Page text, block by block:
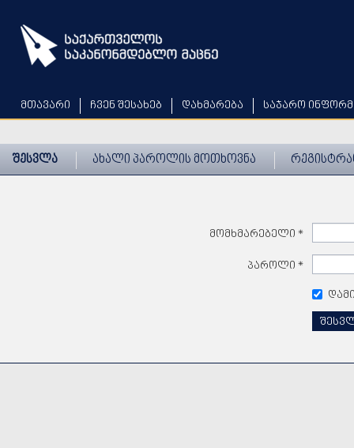
main
content
მთავარი ჩვენ შესახებ დახმარება საჯარო
შესვლა ახალი პაროლის მოთხოვნა
მომხმარებელი *
პაროლი *